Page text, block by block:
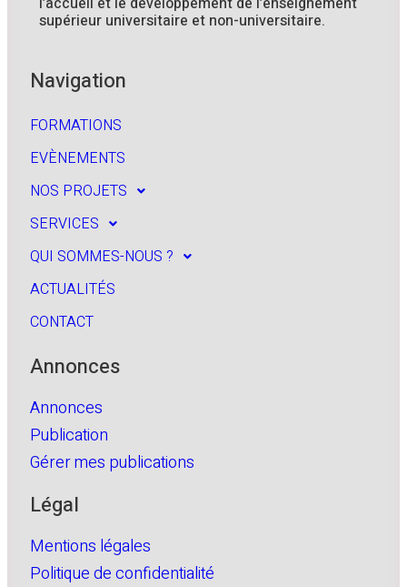
supérieur universitaire et non-universitaire.
Navigation
FORMATIONS
EVÈNEMENTS
NOS PROJETS
SERVICES
QUI SOMMES-NOUS ?
ACTUALITÉS
CONTACT
Annonces
Annonces
Publication
Gérer mes publications
Légal
Mentions légales
Politique de confidentialité